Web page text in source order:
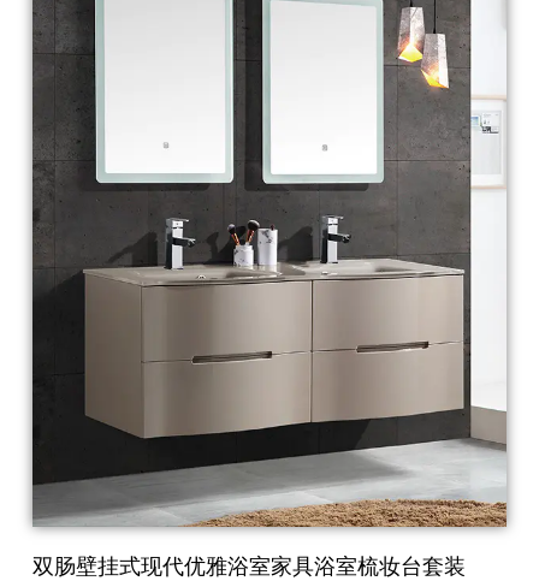
双肠壁挂式现代优雅浴室家具浴室梳妆台套装